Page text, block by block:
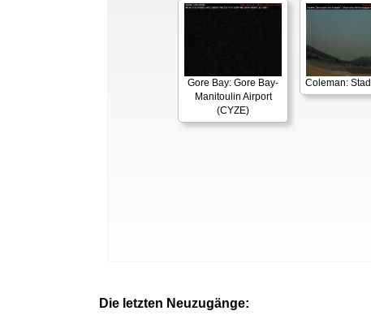
Gore Bay: Gore Bay-
Manitoulin Airport
(CYZE)
Coleman:
Die letzten Neuzugänge: